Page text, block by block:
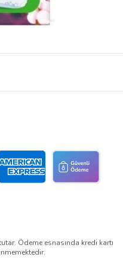
Ödeme esnasında kredi kartı